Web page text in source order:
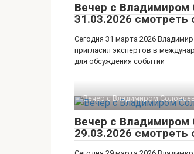
Вечер с
31.03.2026 смотреть
Сегодня 31 марта 2026
пригласил экспертов в
для обсуждения событий
Вечер с Владимиром
Вечер с
29.03.2026 смотреть